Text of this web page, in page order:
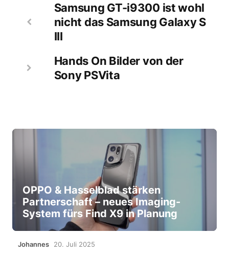
Samsung GT-i9300 ist wohl
nicht das Samsung Galaxy S
III
Hands On Bilder von der
Sony PSVita
OPPO & Hasselblad stärken
Partnerschaft – neues Imaging-
System fürs Find X9 in Planung
Johannes 20. Juli 2025